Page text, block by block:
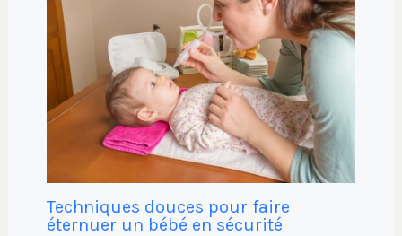
Techniques douces pour faire
éternuer un bébé en sécurité